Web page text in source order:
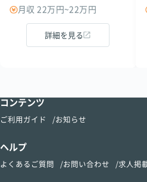
月収 22万円~22万円
詳細を見る
コンテンツ
ご利用ガイド お知らせ
ヘルプ
よくあるご質問 お問い合わせ 求人掲